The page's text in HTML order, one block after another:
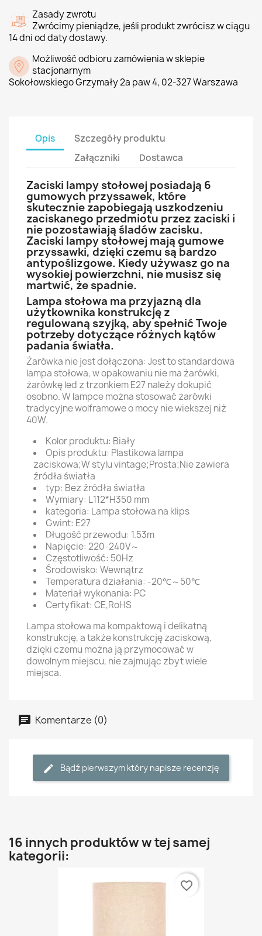
Zasady zwrotu
Zwrócimy pieniądze, jeśli produkt zwrócisz w ciągu
14 dni od daty dostawy.
Możliwość odbioru zamówienia w sklepie
stacjonarnym
Sokołowskiego Grzymały 2a paw 4, 02-327 Warszawa
Opis
Szczegóły produktu
Załączniki
Dostawca
Zaciski lampy stołowej posiadają 6
gumowych przyssawek, które
skutecznie zapobiegają uszkodzeniu
zaciskanego przedmiotu przez zaciski i
nie pozostawiają śladów zacisku.
Zaciski lampy stołowej mają gumowe
przyssawki, dzięki czemu są bardzo
antypoślizgowe. Kiedy używasz go na
wysokiej powierzchni, nie musisz się
martwić, że spadnie.
Lampa stołowa ma przyjazną dla
użytkownika konstrukcję z
regulowaną szyjką, aby spełnić Twoje
potrzeby dotyczące różnych kątów
padania światła.
Żarówka nie jest dołączona: Jest to standardowa
lampa stołowa, w opakowaniu nie ma żarówki,
żarówkę led z trzonkiem E27 należy dokupić
osobno. W lampce można stosować żarówki
tradycyjne wolframowe o mocy nie wiekszej niż
40W.
Kolor produktu: Biały
Opis produktu: Plastikowa lampa
zaciskowa;W stylu vintage;Prosta;Nie zawiera
źródła światła
typ: Bez źródła światła
Wymiary: L112*H350 mm
kategoria: Lampa stołowa na klips
Gwint: E27
Długość przewodu: 1.53m
Napięcie: 220-240V～
Częstotliwość: 50Hz
Środowisko: Wewnątrz
Temperatura działania: -20℃～50℃
Materiał wykonania: PC
Certyfikat: CE,RoHS
Lampa stołowa ma kompaktową i delikatną
konstrukcję, a także konstrukcję zaciskową,
dzięki czemu można ją przymocować w
dowolnym miejscu, nie zajmując zbyt wiele
miejsca.
Komentarze (0)
Bądź pierwszym który napisze recenzję
16 innych produktów w tej samej
kategorii:
favorite_border